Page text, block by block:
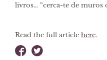
livros… “cerca-te de muros
Read the full article here.